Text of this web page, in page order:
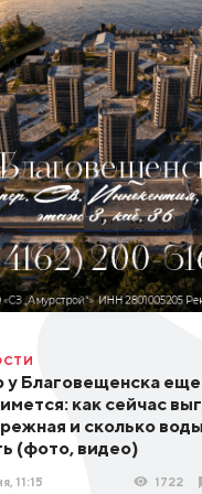
у Благовещенска еще
как сейчас
и сколько
(фото, видео)
11:15 1722